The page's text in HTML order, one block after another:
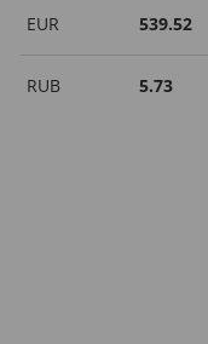
EUR 539.52
RUB 5.73